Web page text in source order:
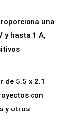
una
y hasta 1 A,
de 5.5 x 2.1
con
y otros